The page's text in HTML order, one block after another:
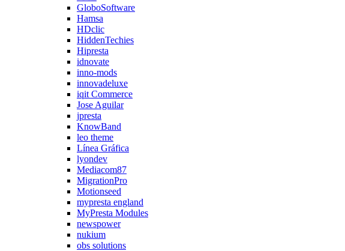
GloboSoftware
Hamsa
HDclic
HiddenTechies
Hipresta
idnovate
inno-mods
innovadeluxe
iqit Commerce
Jose Aguilar
jpresta
KnowBand
leo theme
Línea Gráfica
lyondev
Mediacom87
MigrationPro
Motionseed
mypresta england
MyPresta Modules
newspower
nukium
obs solutions